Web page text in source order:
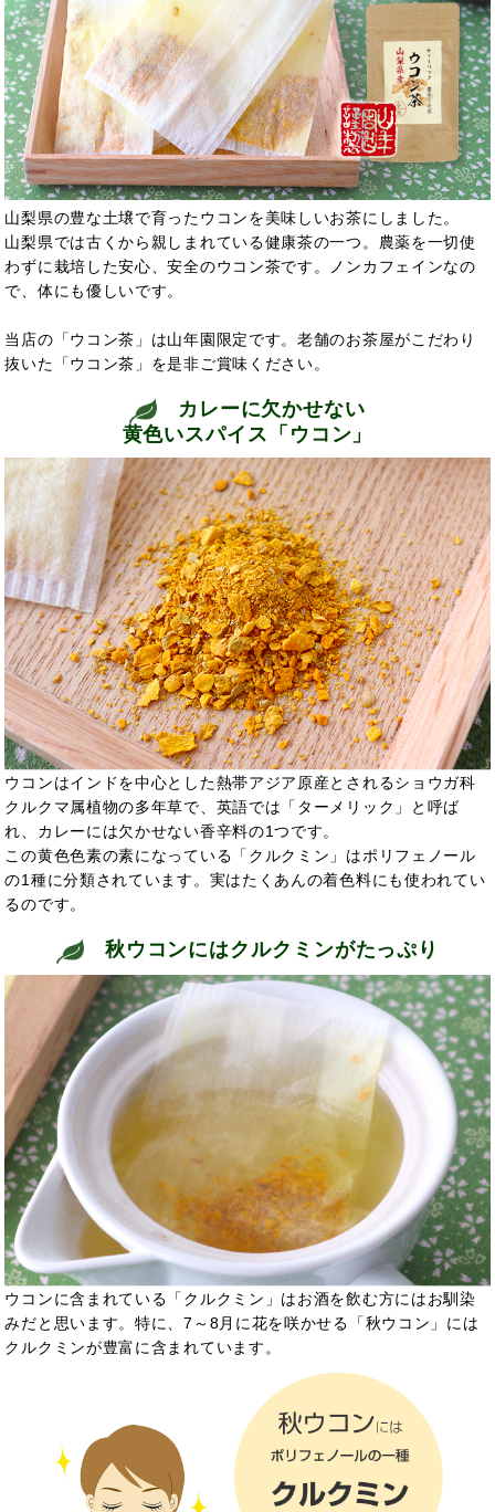
山梨県の豊な土壌で育ったウコンを美味しいお茶にしました。
山梨県では古くから親しまれている健康茶の一つ。農薬を一切使
わずに栽培した安心、安全のウコン茶です。ノンカフェインなの
で、体にも優しいです。
当店の「ウコン茶」は山年園限定です。老舗のお茶屋がこだわり
抜いた「ウコン茶」を是非ご賞味ください。
カレーに欠かせない
黄色いスパイス「ウコン」
ウコンはインドを中心とした熱帯アジア原産とされるショウガ科
クルクマ属植物の多年草で、英語では「ターメリック」と呼ば
れ、カレーには欠かせない香辛料の1つです。
この黄色色素の素になっている「クルクミン」はポリフェノール
の1種に分類されています。実はたくあんの着色料にも使われてい
るのです。
秋ウコンにはクルクミンがたっぷり
ウコンに含まれている「クルクミン」はお酒を飲む方にはお馴染
みだと思います。特に、7～8月に花を咲かせる「秋ウコン」には
クルクミンが豊富に含まれています。